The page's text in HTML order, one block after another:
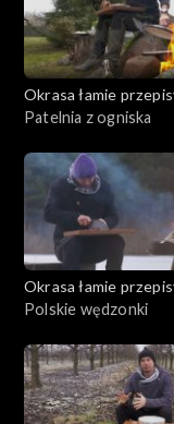
Okrasa łamie
Patelnia z ogniska
Okrasa łamie
Polskie wędzonki